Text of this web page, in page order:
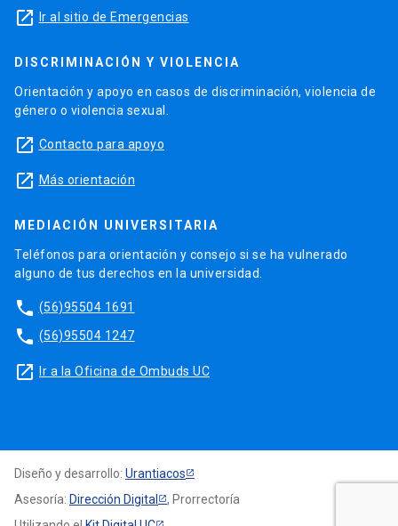
launch Ir al sitio de Emergencias
DISCRIMINACIÓN Y VIOLENCIA
Orientación y apoyo en casos de discriminación, violencia de
género o violencia sexual.
launch Contacto para apoyo
launch Más orientación
MEDIACIÓN UNIVERSITARIA
Teléfonos para orientación y consejo si se ha vulnerado
alguno de tus derechos en la universidad.
phone (56)95504 1691
phone (56)95504 1247
launch Ir a la Oficina de Ombuds UC
Diseño y desarrollo: Urantiacos
Asesoría: Dirección Digital
, Prorrectoría